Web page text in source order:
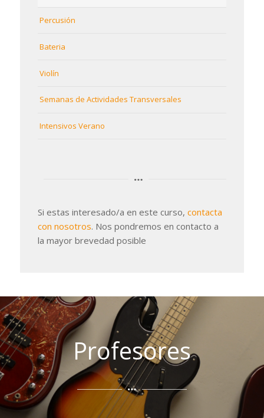
Percusión
Bateria
Violín
Semanas de Actividades Transversales
Intensivos Verano
Si estas interesado/a en este curso, contacta
con nosotros. Nos pondremos en contacto a
la mayor brevedad posible
Profesores